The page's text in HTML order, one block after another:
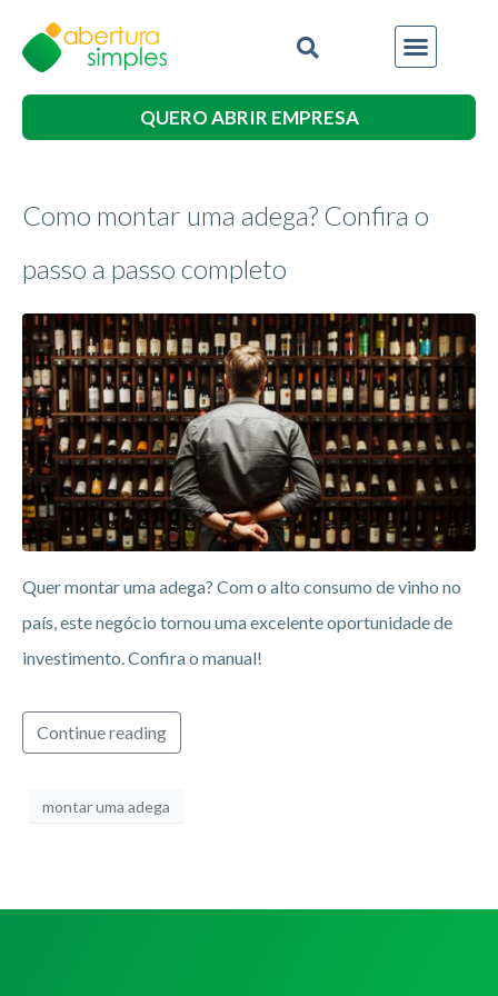
QUERO ABRIR EMPRESA
Como montar uma adega? Confira o
passo a passo completo
Quer montar uma adega? Com o alto consumo de vinho no
país, este negócio tornou uma excelente oportunidade de
investimento. Confira o manual!
Continue reading
montar uma adega